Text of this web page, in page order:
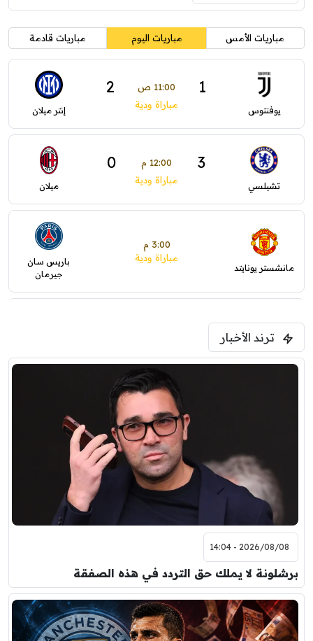
مباريات الأمس مباريات اليوم مباريات قادمة
يوفنتوس
1 11:00 ص 2
مباراة ودية إنتر ميلان
تشيلسي
3 12:00 م 0
مباراة ودية ميلان
مانشستر يونايتد
3:00 م
مباراة ودية
باريس سان
جيرمان
فرينتسفاروشي
7:00 م
مباراة ودية
نوتنغهام فورست
اودينيزي
8:00 م
مباراة ودية
برشلونة
ترند الأخبار
2026/08/08 - 14:04
برشلونة لا يملك حق التردد في هذه الصفقة